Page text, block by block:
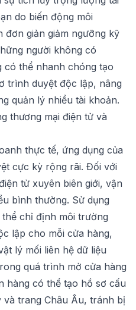
do biến động môi
đơn giản giảm ngưỡng kỹ
người không có
có thể nhanh chóng tạo
trình duyệt độc lập, nâng
quản lý nhiều tài khoản.
thương mại điện tử và
thực tế, ứng dụng của
cực kỳ rộng rãi. Đối với
tử xuyên biên giới, vận
bình thường. Sử dụng
chỉ định môi trường
lập cho mỗi cửa hàng,
lý mối liên hệ dữ liệu
quá trình mở cửa hàng
hàng có thể tạo hồ sơ cấu
trang Châu Âu, tránh bị